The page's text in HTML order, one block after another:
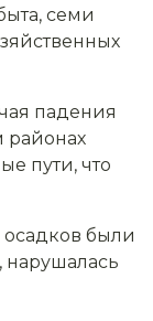
семи
падения
районах
пути, что
были
нарушалась